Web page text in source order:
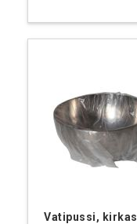
Vatipussi, kirkas